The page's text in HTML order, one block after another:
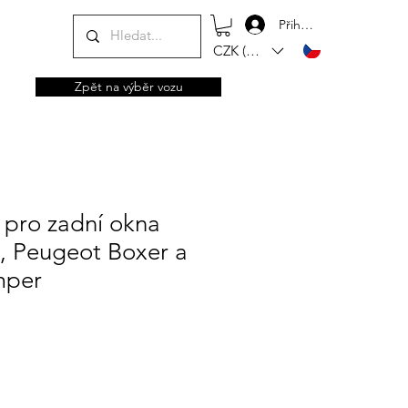
Přihlásit se
CZK (Kč)
zadní okna
Peugeot Boxer a
Zpět na výběr vozu